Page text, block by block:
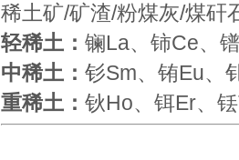
稀土矿/矿渣/粉煤灰/煤
轻稀土： 镧La、铈Ce、
中稀土： 钐Sm、铕Eu、
重稀土： 钬Ho、铒Er、